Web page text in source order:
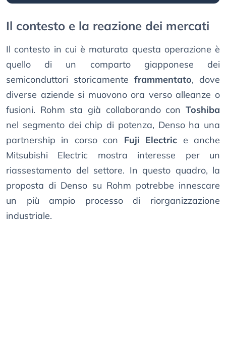
Il contesto e la reazione dei mercati
Il contesto in cui è maturata questa operazione è
quello di un comparto giapponese dei
semiconduttori storicamente frammentato, dove
diverse aziende si muovono ora verso alleanze o
fusioni. Rohm sta già collaborando con Toshiba
nel segmento dei chip di potenza, Denso ha una
partnership in corso con Fuji Electric e anche
Mitsubishi Electric mostra interesse per un
riassestamento del settore. In questo quadro, la
proposta di Denso su Rohm potrebbe innescare
un più ampio processo di riorganizzazione
industriale.